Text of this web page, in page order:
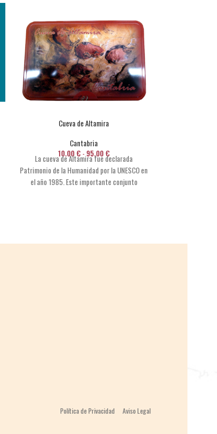
Cueva de Altamira
Cantabria
10.00€ - 95.00€
La cueva de Altamira fue declarada
Patrimonio de la Humanidad por la UNESCO en
el año 1985. Este importante conjunto
Política de Privacidad Aviso Legal